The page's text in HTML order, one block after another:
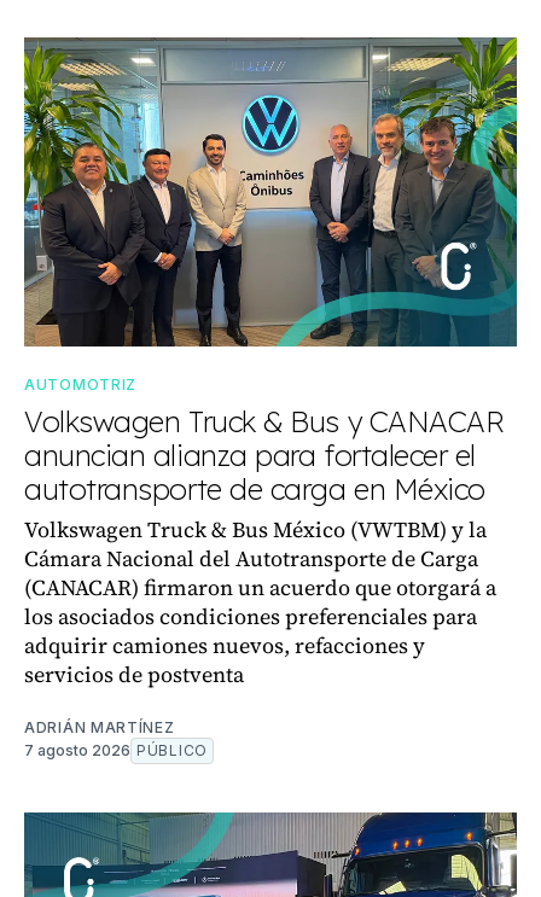
AUTOMOTRIZ
Volkswagen Truck & Bus y CANACAR
anuncian alianza para fortalecer el
autotransporte de carga en México
Volkswagen Truck & Bus México (VWTBM) y la
Cámara Nacional del Autotransporte de Carga
(CANACAR) firmaron un acuerdo que otorgará a
los asociados condiciones preferenciales para
adquirir camiones nuevos, refacciones y
servicios de postventa
ADRIÁN MARTÍNEZ
7 agosto 2026 PÚBLICO